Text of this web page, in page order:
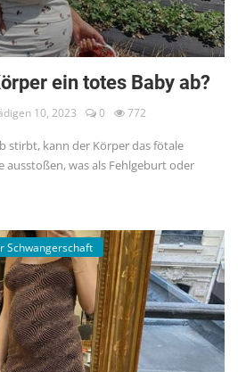
ein totes Baby ab?
10, 2023 0 772
stirbt, kann der Körper das fötale
ausstoßen, was als Fehlgeburt oder
Schwangerschaft